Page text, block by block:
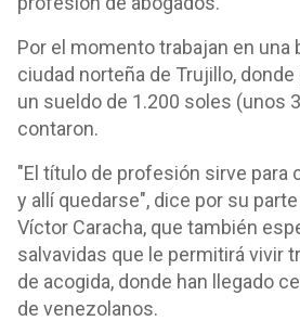
Por el momento trabajan en una
ciudad norteña de Trujillo,
un sueldo de 1.200 soles (unos
contaron.
"El título de profesión sirve para
y allí quedarse", dice por su
Víctor Caracha, que también
salvavidas que le permitirá vivir
de acogida, donde han llegado
de venezolanos.